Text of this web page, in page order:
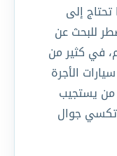
إلى
للبحث عن
في كثير من
الأجرة
يستجيب
تكسي جوال